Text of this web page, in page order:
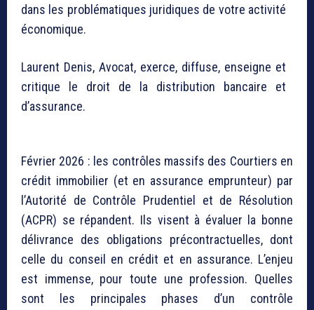
dans les problématiques juridiques de votre activité
économique.
Laurent Denis, Avocat, exerce, diffuse, enseigne et
critique le droit de la distribution bancaire et
d’assurance.
Février 2026 : les contrôles massifs des Courtiers en
crédit immobilier (et en assurance emprunteur) par
l’Autorité de Contrôle Prudentiel et de Résolution
(ACPR) se répandent. Ils visent à évaluer la bonne
délivrance des obligations précontractuelles, dont
celle du conseil en crédit et en assurance. L’enjeu
est immense, pour toute une profession. Quelles
sont les principales phases d’un contrôle